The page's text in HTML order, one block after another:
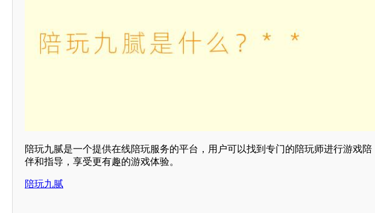
陪玩九腻是一个提供在线陪玩服务的平台，用户可以找到专门的陪玩师进行游戏陪
伴和指导，享受更有趣的游戏体验。
陪玩九腻